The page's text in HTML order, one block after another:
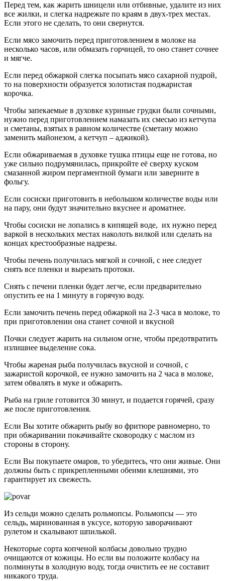
Перед тем, как жарить шницели или отбивные, удалите из них
все жилки, и слегка надрежьте по краям в двух-трех местах.
Если этого не сделать, то они свернутся.
Если мясо замочить перед приготовлением в молоке на
несколько часов, или обмазать горчицей, то оно станет сочнее
и мягче.
Если перед обжаркой слегка посыпать мясо сахарной пудрой,
то на поверхности образуется золотистая поджаристая
корочка.
Чтобы запекаемые в духовке куриные грудки были сочными,
нужно перед приготовлением намазать их смесью из кетчупа
и сметаны, взятых в равном количестве (сметану можно
заменить майонезом, а кетчуп – аджикой).
Если обжариваемая в духовке тушка птицы еще не готова, но
уже сильно подрумянилась, прикройте её сверху куском
смазанной жиром пергаментной бумаги или заверните в
фольгу.
Если сосиски приготовить в небольшом количестве воды или
на пару, они будут значительно вкуснее и ароматнее.
Чтобы сосиски не лопались в кипящей воде, их нужно перед
варкой в нескольких местах наколоть вилкой или сделать на
концах крестообразные надрезы.
Чтобы печень получилась мягкой и сочной, с нее следует
снять все пленки и вырезать протоки.
Снять с печени пленки будет легче, если предварительно
опустить ее на 1 минуту в горячую воду.
Если замочить печень перед обжаркой на 2-3 часа в молоке, то
при приготовлении она станет сочной и вкусной
Почки следует жарить на сильном огне, чтобы предотвратить
излишнее выделение сока.
Чтобы жареная рыба получилась вкусной и сочной, с
зажаристой корочкой, ее нужно замочить на 2 часа в молоке,
затем обвалять в муке и обжарить.
Рыба на гриле готовится 30 минут, и подается горячей, сразу
же после приготовления.
Если Вы хотите обжарить рыбу во фритюре равномерно, то
при обжаривании покачивайте сковородку с маслом из
стороны в сторону.
Если Вы покупаете омаров, то убедитесь, что они живые. Они
должны быть с прикрепленными обеими клешнями, это
гарантирует их свежесть.
Из сельди можно сделать рольмопсы. Рольмопсы — это
сельдь, маринованная в уксусе, которую заворачивают
рулетом и скалывают шпилькой.
Некоторые сорта копченой колбасы довольно трудно
очищаются от кожицы. Но если вы положите колбасу на
полминуты в холодную воду, тогда очистить ее не составит
никакого труда.